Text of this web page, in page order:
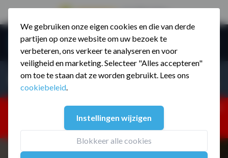
We gebruiken onze eigen cookies en die van derde
partijen op onze website om uw bezoek te
verbeteren, ons verkeer te analyseren en voor
veiligheid en marketing. Selecteer "Alles accepteren"
om toe te staan dat ze worden gebruikt. Lees ons
cookiebeleid.
Instellingen wijzigen
Blokkeer alle cookies
Ga naar de inhoud
Menu
Producten zoeken...
25% korting ivm vakantiesluiting. Gebruik code:
ZOMERMP. muv vloeren, fitnesstoestellen, boksartikelen,
zakelijk en dealer inlog. Verzending vanaf 19 aug.